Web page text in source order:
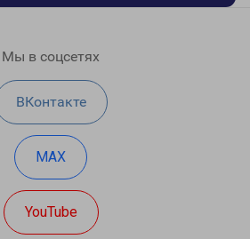
Мы в соцсетях
ВКонтакте
MAX
YouTube